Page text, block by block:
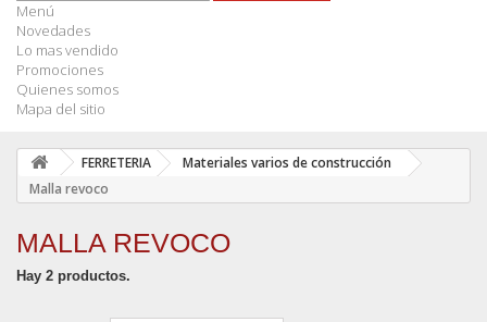
Menú
Novedades
Lo mas vendido
Promociones
Quienes somos
Mapa del sitio
FERRETERIA
Materiales varios de construcción
Malla revoco
MALLA REVOCO
Hay 2 productos.